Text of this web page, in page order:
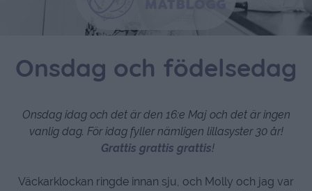
Onsdag och födelsedag
Onsdag idag och det är den 16:e Maj och det är ingen
vanlig dag. För idag fyller nämligen lillasyster 30 år!
Grattis grattis grattis!
Väckarklockan ringde innan sju, och Molly och jag var